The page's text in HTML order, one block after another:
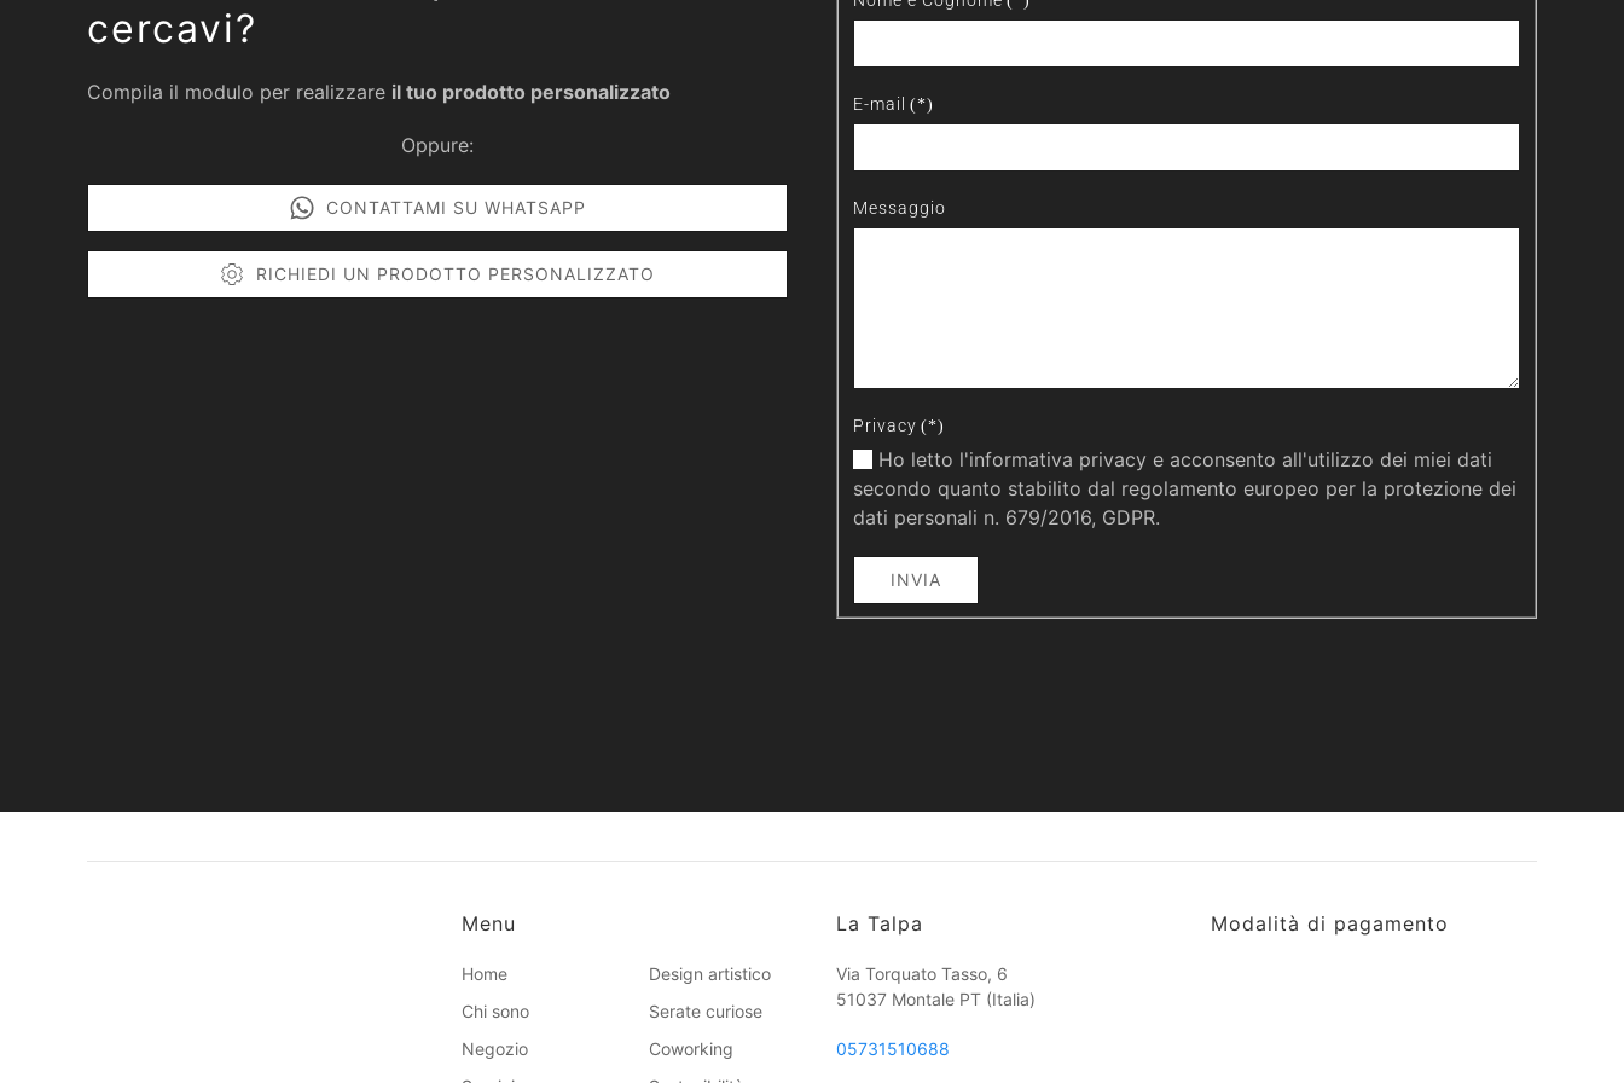
cercavi?
Compila il modulo per realizzare il tuo prodotto personalizzato
Oppure:
CONTATTAMI SU WHATSAPP
RICHIEDI UN PRODOTTO PERSONALIZZATO
E-mail (*)
Messaggio
Privacy (*)
Ho letto l'informativa privacy e acconsento all'utilizzo dei miei dati
secondo quanto stabilito dal regolamento europeo per la protezione dei
dati personali n. 679/2016, GDPR.
INVIA
Menu
Home
Chi sono
Negozio
Design artistico
Serate curiose
Coworking
La Talpa
Via Torquato Tasso, 6
51037 Montale PT (Italia)
05731510688
Modalità di pagamento